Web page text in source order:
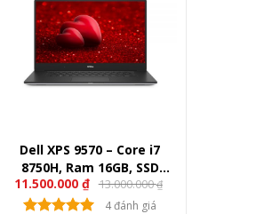
Dell XPS 9570 – Core i7
8750H, Ram 16GB, SSD
512GB, GTX 1050Ti, 15.6″
FullHD
11.500.000 ₫ 13.000.000₫
4 đánh giá